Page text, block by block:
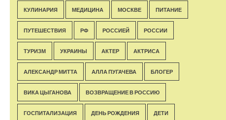
КУЛИНАРИЯ МЕДИЦИНА МОСКВЕ ПИТАНИЕ
ПУТЕШЕСТВИЯ РФ РОССИЕЙ РОССИИ
ТУРИЗМ УКРАИНЫ АКТЕР АКТРИСА
АЛЕКСАНДР МИТТА АЛЛА ПУГАЧЕВА БЛОГЕР
ВИКА ЦЫГАНОВА ВОЗВРАЩЕНИЕ В РОССИЮ
ГОСПИТАЛИЗАЦИЯ ДЕНЬ РОЖДЕНИЯ ДЕТИ